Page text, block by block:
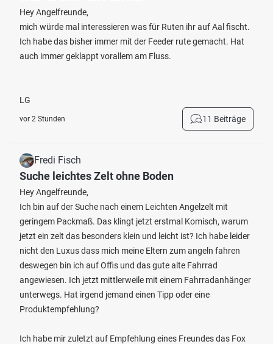
Hey Angelfreunde,
mich würde mal interessieren was für Ruten ihr auf Aal fischt.
Ich habe das bisher immer mit der Feeder rute gemacht. Hat
auch immer geklappt vorallem am Fluss.
LG
vor 2 Stunden 11 Beiträge
Fredi Fisch
Suche leichtes Zelt ohne Boden
Hey Angelfreunde,
Ich bin auf der Suche nach einem Leichten Angelzelt mit
geringem Packmaß. Das klingt jetzt erstmal Komisch, warum
jetzt ein zelt das besonders klein und leicht ist? Ich habe leider
nicht den Luxus dass mich meine Eltern zum angeln fahren
deswegen bin ich auf Offis und das gute alte Fahrrad
angewiesen. Ich jetzt mittlerweile mit einem Fahrradanhänger
unterwegs. Hat irgend jemand einen Tipp oder eine
Produktempfehlung?
Ich habe mir zuletzt auf Empfehlung eines Freundes das Fox